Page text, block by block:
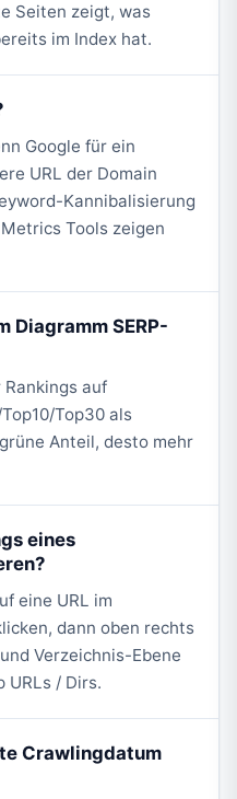
Seiten zeigt, was
im Index hat.
Google für ein
URL der Domain
Kannibalisierung
Tools zeigen
Diagramm SERP-
auf
Top30 als
Anteil, desto mehr
eines
eine URL im
dann oben rechts
Verzeichnis-Ebene
URLs / Dirs.
Crawlingdatum